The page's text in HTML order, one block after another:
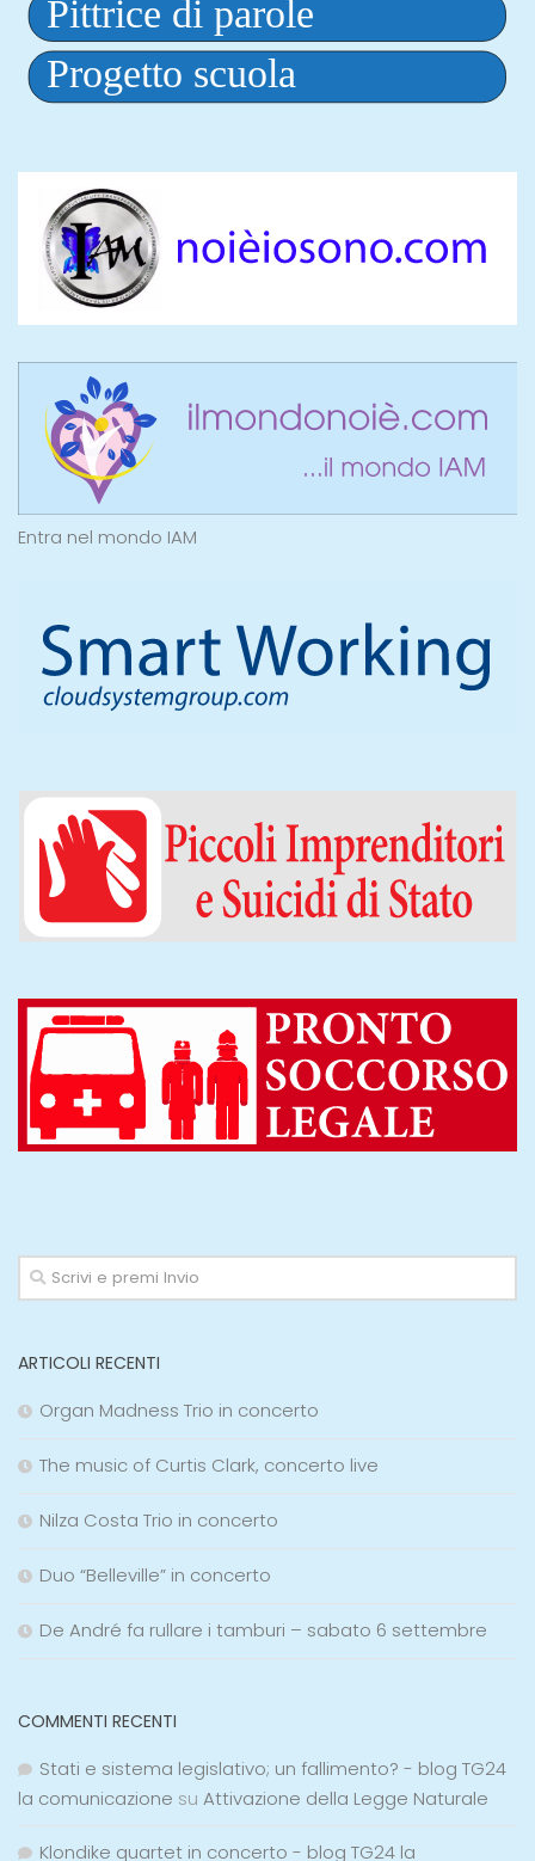
Entra nel mondo IAM
ARTICOLI RECENTI
Organ Madness Trio in concerto
The music of Curtis Clark, concerto live
Nilza Costa Trio in concerto
Duo “Belleville” in concerto
De André fa rullare i tamburi – sabato 6 settembre
COMMENTI RECENTI
Stati e sistema legislativo; un fallimento? - blog TG24
la comunicazione su Attivazione della Legge Naturale
Klondike quartet in concerto - blog TG24 la